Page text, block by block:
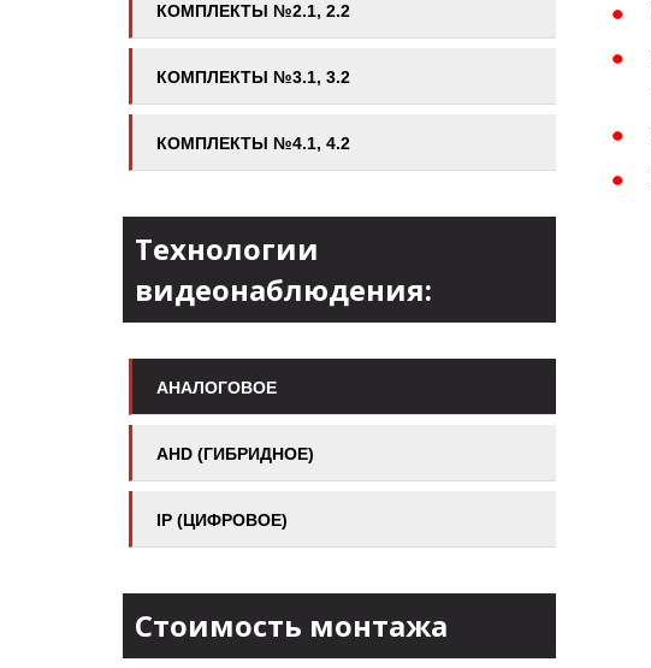
КОМПЛЕКТЫ №2.1, 2.2
КОМПЛЕКТЫ №3.1, 3.2
КОМПЛЕКТЫ №4.1, 4.2
Технологии
видеонаблюдения:
АНАЛОГОВОЕ
AHD (ГИБРИДНОЕ)
IP (ЦИФРОВОЕ)
Стоимость монтажа